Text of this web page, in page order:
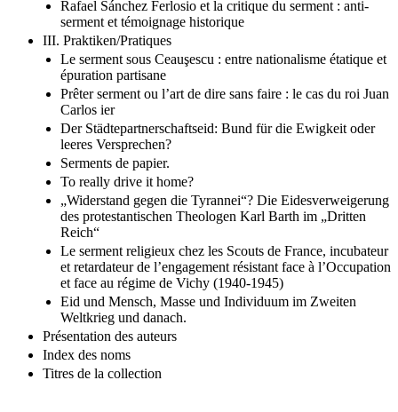
Rafael Sánchez Ferlosio et la critique du serment : anti-
serment et témoignage historique
III. Praktiken/Pratiques
Le serment sous Ceauşescu : entre nationalisme étatique et
épuration partisane
Prêter serment ou l’art de dire sans faire : le cas du roi Juan
Carlos ier
Der Städtepartnerschaftseid: Bund für die Ewigkeit oder
leeres Versprechen?
Serments de papier.
To really drive it home?
„Widerstand gegen die Tyrannei“? Die Eidesverweigerung
des protestantischen Theologen Karl Barth im „Dritten
Reich“
Le serment religieux chez les Scouts de France, incubateur
et retardateur de l’engagement résistant face à l’Occupation
et face au régime de Vichy (1940-1945)
Eid und Mensch, Masse und Individuum im Zweiten
Weltkrieg und danach.
Présentation des auteurs
Index des noms
Titres de la collection